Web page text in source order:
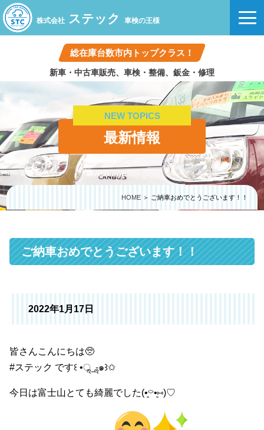
総在庫台数市内トップクラス！
新車・中古車販売、車検・整備、鈑金・修理
株式会社 ステック 車検の王様
NEW TOPICS
最新情報
HOME＞ ご納車おめでとうございます！！
ご納車おめでとうございます！！
2022年1月17日
皆さんこんにちは🥺
#ステック です꒰ •ॢ ̫ -ॢ๑꒱✩
今日は富士山とても綺麗でした(•͈⌔•͈⑅)♡